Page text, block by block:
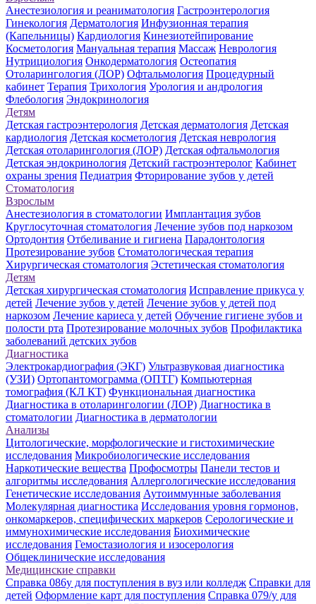
Анестезиология и реаниматология Гастроэнтерология
Гинекология Дерматология Инфузионная терапия
(Капельницы) Кардиология Кинезиотейпирование
Косметология Мануальная терапия Массаж Неврология
Нутрициология Онкодерматология Остеопатия
Отоларингология (ЛОР) Офтальмология Процедурный
кабинет Терапия Трихология Урология и андрология
Флебология Эндокринология
Детям
Детская гастроэнтерология Детская дерматология Детская
кардиология Детская косметология Детская неврология
Детская отоларингология (ЛОР) Детская офтальмология
Детская эндокринология Детский гастроэнтеролог Кабинет
охраны зрения Педиатрия Фторирование зубов у детей
Стоматология
Взрослым
Анестезиология в стоматологии Имплантация зубов
Круглосуточная стоматология Лечение зубов под наркозом
Ортодонтия Отбеливание и гигиена Парадонтология
Протезирование зубов Стоматологическая терапия
Хирургическая стоматология Эстетическая стоматология
Детям
Детская хирургическая стоматология Исправление прикуса у
детей Лечение зубов у детей Лечение зубов у детей под
наркозом Лечение кариеса у детей Обучение гигиене зубов и
полости рта Протезирование молочных зубов Профилактика
заболеваний детских зубов
Диагностика
Электрокардиография (ЭКГ) Ультразвуковая диагностика
(УЗИ) Ортопантомограмма (ОПТГ) Компьютерная
томография (КЛ КТ) Функциональная диагностика
Диагностика в отоларингологии (ЛОР) Диагностика в
стоматологии Диагностика в дерматологии
Анализы
Цитологические, морфологические и гистохимические
исследования Микробиологические исследования
Наркотические вещества Профосмотры Панели тестов и
алгоритмы исследования Аллергологические исследования
Генетические исследования Аутоиммунные заболевания
Молекулярная диагностика Исследования уровня гормонов,
онкомаркеров, специфических маркеров Серологические и
иммунохимические исследования Биохимические
исследования Гемостазиология и изосерология
Общеклинические исследования
Медицинские справки
Справка 086у для поступления в вуз или колледж Справки для
детей Оформление карт для поступления Справка 079/у для